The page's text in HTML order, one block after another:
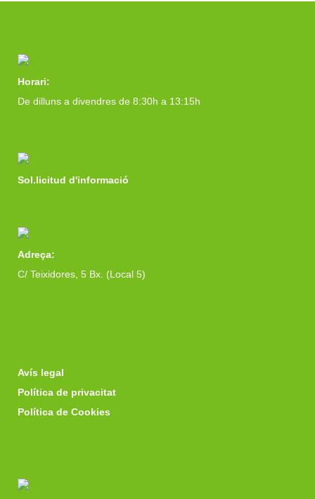
Horari:
De dilluns a divendres de 8:30h a 13:15h
Sol.licitud d'informació
Adreça:
C/ Teixidores, 5 Bx. (Local 5)
Avís legal
Política de privacitat
Política de Cookies